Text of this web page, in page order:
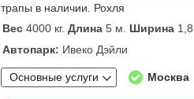
трапы в наличии. Рохля
Вес 4000 кг. Длина 5 м. Ширина
Автопарк: Ивеко Дэйли
Основные услуги Москва